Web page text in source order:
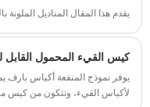
يقدم هذا المقال المناديل الملونة
كيس القيء المحمول
يوفر نموذج المنفعة أكياس بارف
لأكياس القيء، وتتكون من كيس